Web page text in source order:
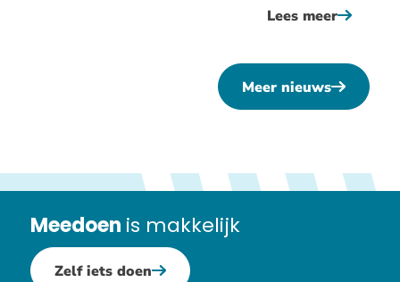
Lees meerover
aan
Meer nieuws(Noord-
Holland)
Meedoen is makkelijk
Zelf iets doen